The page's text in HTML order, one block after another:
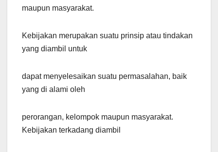
maupun masyarakat.
Kebijakan merupakan suatu prinsip atau tindakan
yang diambil untuk
dapat menyelesaikan suatu permasalahan, baik
yang di alami oleh
perorangan, kelompok maupun masyarakat.
Kebijakan terkadang diambil